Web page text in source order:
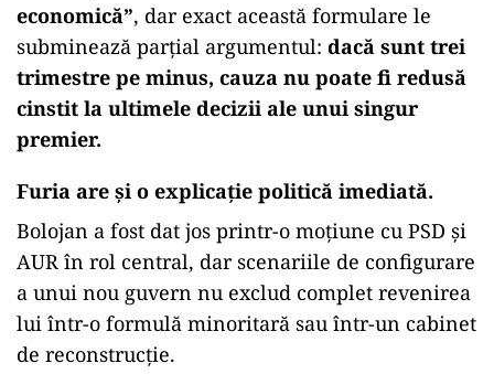
economică”, dar exact această formulare le
subminează parțial argumentul: dacă sunt trei
trimestre pe minus, cauza nu poate fi redusă
cinstit la ultimele decizii ale unui singur
premier.
Furia are și o explicație politică imediată.
Bolojan a fost dat jos printr-o moțiune cu PSD și
AUR în rol central, dar scenariile de configurare
a unui nou guvern nu exclud complet revenirea
lui într-o formulă minoritară sau într-un cabinet
de reconstrucție.